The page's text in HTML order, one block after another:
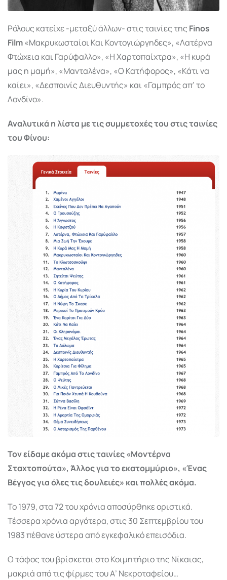
Ρόλους κατείχε -μεταξύ άλλων- στις ταινίες της Finos
Film«Μακρυκωσταίοι Και Κοντογιώργηδες», «Λατέρνα
Φτώχεια και Γαρύφαλλο», «Η Χαρτοπαίχτρα», «Η κυρά
μας η μαμή», «Μανταλένα», «Ο Κατήφορος», «Κάτι να
καίει», «Δεσποινίς Διευθυντής» και «Γαμπρός απ’ το
Λονδίνο».
Αναλυτικά η λίστα με τις συμμετοχές του στις ταινίες
του Φίνου:
Τον είδαμε ακόμα στις ταινίες «Μοντέρνα
Σταχτοπούτα», Άλλος για το εκατομμύριο», «Ένας
Βέγγος για όλες τις δουλειές» και πολλές ακόμα.
Το 1979, στα 72 του χρόνια αποσύρθηκε οριστικά.
Τέσσερα χρόνια αργότερα, στις 30 Σεπτεμβρίου του
1983 πέθανε ύστερα από εγκεφαλικό επεισόδια.
Ο τάφος του βρίσκεται στο Κοιμητήριο της Νίκαιας,
μακριά από τις φίρμες του Α’ Νεκροταφείου…